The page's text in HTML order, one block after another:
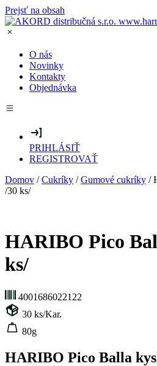
Prejsť na obsah
O nás
Novinky
Kontakty
Objednávka
PRIHLÁSIŤ
REGISTROVAŤ
Domov /Cukríky /Gumové cukríky /
/30 ks/
HARIBO Pico
ks/
4001686022122
30 ks/Kar.
80g
HARIBO Pico Balla